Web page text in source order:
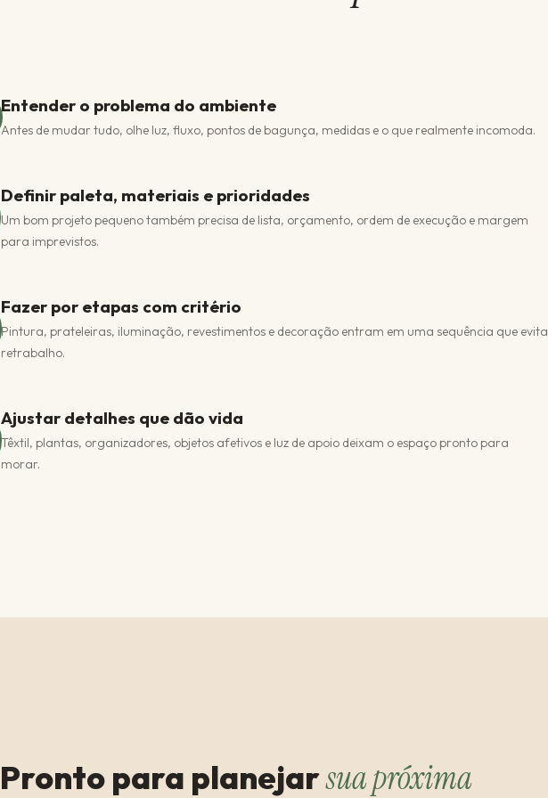
Entender o problema do ambiente
Antes de mudar tudo, olhe luz, fluxo, pontos de bagunça, medidas e o que realmente incomoda.
Definir paleta, materiais e prioridades
Um bom projeto pequeno também precisa de lista, orçamento, ordem de execução e margem
para imprevistos.
Fazer por etapas com critério
Pintura, prateleiras, iluminação, revestimentos e decoração entram em uma sequência que evita
retrabalho.
Ajustar detalhes que dão vida
Têxtil, plantas, organizadores, objetos afetivos e luz de apoio deixam o espaço pronto para
morar.
Pronto para planejarsua próxima